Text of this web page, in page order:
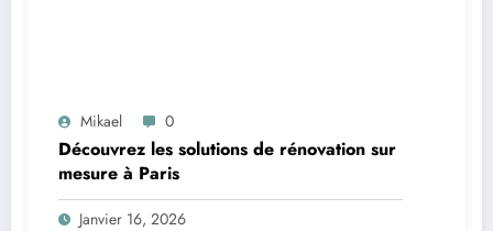
Mikael 0
Découvrez les solutions de rénovation sur
mesure à Paris
Janvier 16, 2026